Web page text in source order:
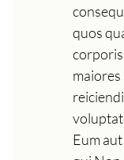
quos
maiores
Eum